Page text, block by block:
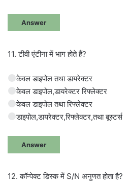
Answer
11. टीवी एंटीना में भाग होते हैं?
केवल डाइपोल तथा डायरेक्टर
केवल डाइपोल,डायरेक्टर रिफ्लेक्टर
केवल डाइपोल तथा रिफ्लेक्टर
डाइपोल,डायरेक्टर,रिफ्लेक्टर,तथा बूस्टर्स
Answer
12. कॉन्पेक्ट डिस्क में S/N अनुणत होता है?